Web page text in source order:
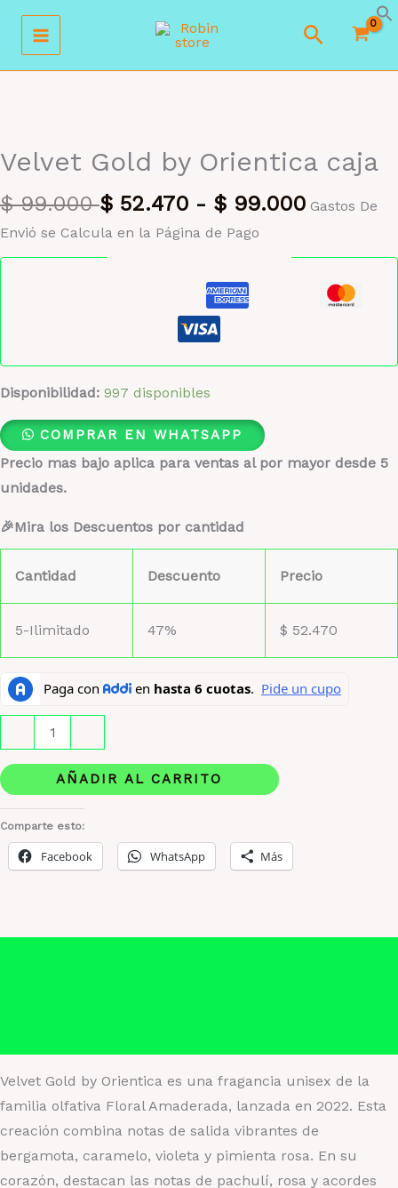
contenido
Buscar
Velvet Gold by Orientica caja
$99.000 $ 52.470 - $ 99.000 Gastos De
Envió se Calcula en la Página de Pago
Disponibilidad: 997 disponibles
COMPRAR EN WHATSAPP
Precio mas bajo aplica para ventas al por mayor desde 5
unidades.
🎉Mira los Descuentos por cantidad
Cantidad Descuento Precio
5-Ilimitado 47% $ 52.470
Gold
by
Orientica
caja
cantidad
AÑADIR AL CARRITO
Comparte esto:
Facebook WhatsApp Más
Velvet Gold by Orientica es una fragancia unisex de la
familia olfativa Floral Amaderada, lanzada en 2022. Esta
creación combina notas de salida vibrantes de
bergamota, caramelo, violeta y pimienta rosa. En su
corazón, destacan las notas de pachulí, rosa y acordes